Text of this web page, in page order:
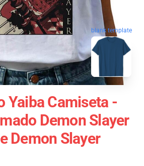
blank template
Yaiba Camiseta -
Demon Slayer
Demon Slayer